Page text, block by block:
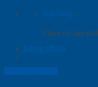
Giỏ hàng
Chưa có sản
Đăng nhập